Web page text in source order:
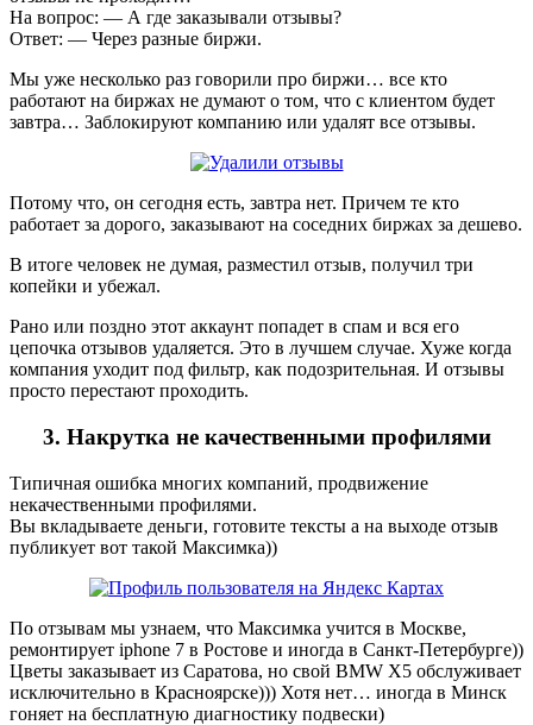
На вопрос: — А где заказывали отзывы?
Ответ: — Через разные биржи.
Мы уже несколько раз говорили про биржи… все кто
работают на биржах не думают о том, что с клиентом будет
завтра… Заблокируют компанию или удалят все отзывы.
Потому что, он сегодня есть, завтра нет. Причем те кто
работает за дорого, заказывают на соседних биржах за дешево.
В итоге человек не думая, разместил отзыв, получил три
копейки и убежал.
Рано или поздно этот аккаунт попадет в спам и вся его
цепочка отзывов удаляется. Это в лучшем случае. Хуже когда
компания уходит под фильтр, как подозрительная. И отзывы
просто перестают проходить.
3. Накрутка не качественными профилями
Типичная ошибка многих компаний, продвижение
некачественными профилями.
Вы вкладываете деньги, готовите тексты а на выходе отзыв
публикует вот такой Максимка))
По отзывам мы узнаем, что Максимка учится в Москве,
ремонтирует iphone 7 в Ростове и иногда в Санкт-Петербурге))
Цветы заказывает из Саратова, но свой BMW X5 обслуживает
исключительно в Красноярске))) Хотя нет… иногда в Минск
гоняет на бесплатную диагностику подвески)